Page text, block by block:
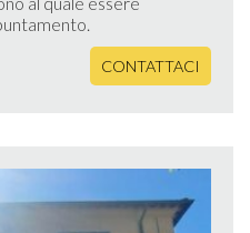
CONTATTACI